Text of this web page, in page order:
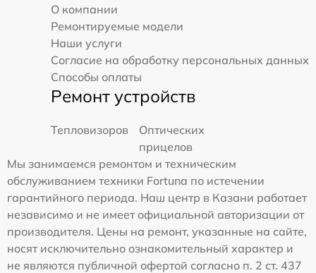
О компании
Ремонтируемые модели
Наши услуги
Согласие на обработку персональных данных
Способы оплаты
Ремонт устройств
Тепловизоров
Оптических
прицелов
Мы занимаемся ремонтом и техническим
обслуживанием техники Fortuna по истечении
гарантийного периода. Наш центр в Казани работает
независимо и не имеет официальной авторизации от
производителя. Цены на ремонт, указанные на сайте,
носят исключительно ознакомительный характер и
не являются публичной офертой согласно п. 2 ст. 437